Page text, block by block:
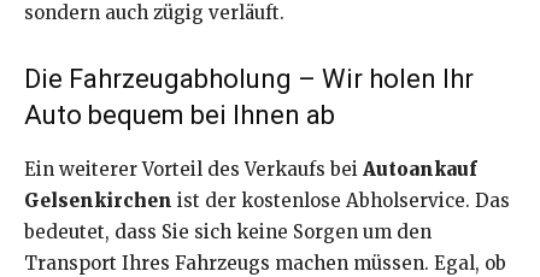
sondern auch zügig verläuft.
Die Fahrzeugabholung – Wir holen Ihr
Auto bequem bei Ihnen ab
Ein weiterer Vorteil des Verkaufs bei Autoankauf
Gelsenkirchen ist der kostenlose Abholservice. Das
bedeutet, dass Sie sich keine Sorgen um den
Transport Ihres Fahrzeugs machen müssen. Egal, ob